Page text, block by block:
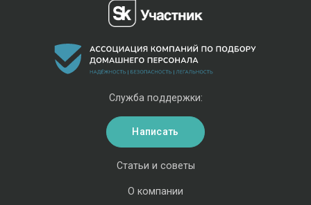
Статьи и советы
О компании
Служба поддержки:
Написать